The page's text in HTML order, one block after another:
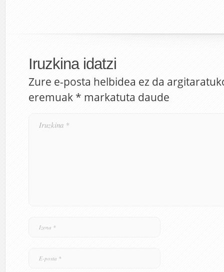
Iruzkina idatzi
Zure e-posta helbidea ez da
eremuak * markatuta daude